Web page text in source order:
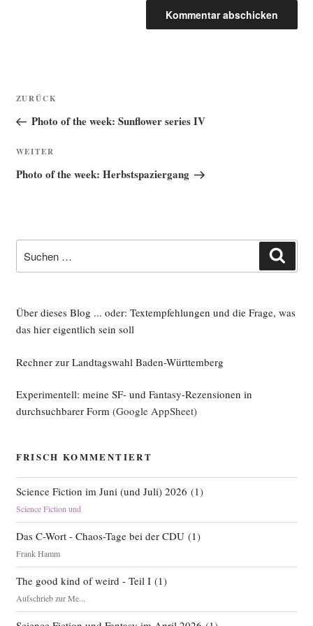
Beitragsnavigation
Vorheriger
Beitrag
ZURÜCK
Photo of the week: Sunflower series IV
Nächster
Beitrag
WEITER
Photo of the week: Herbstspaziergang
nach:
Über dieses Blog ... oder: Textempfehlungen und die Frage, was
das hier eigentlich sein soll
Rechner zur Landtagswahl Baden-Württemberg
Experimentell: meine SF- und Fantasy-Rezensionen in
durchsuchbarer Form(Google AppSheet)
FRISCH KOMMENTIERT
Science Fiction im Juni (und Juli) 2026 (1)
Science Fiction und
Das C-Wort - Chaos-Tage bei der CDU(1)
Frank Hamm
The good kind of weird - Teil I(1)
Aufschrieb zur Me...